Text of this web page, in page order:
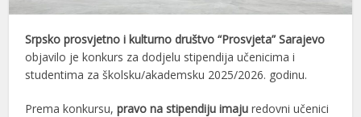
Srpsko prosvjetno i kulturno društvo “Prosvjeta” Sarajevo
objavilo je konkurs za dodjelu stipendija učenicima i
studentima za školsku/akademsku 2025/2026. godinu.
Prema konkursu,pravo na stipendiju imaju redovni učenici